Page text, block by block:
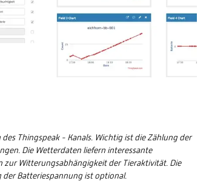
Thingspeak - Kanals. Wichtig ist die Zählung der
Die Wetterdaten liefern interessante
zur Witterungsabhängigkeit der Tieraktivität. Die
der Batteriespannung ist optional.